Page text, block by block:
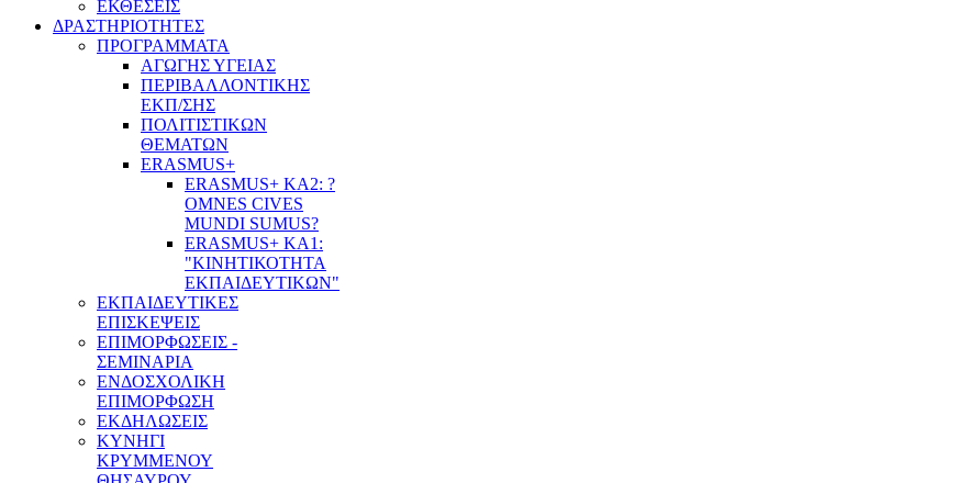
ΕΚΘΕΣΕΙΣ
ΔΡΑΣΤΗΡΙΟΤΗΤΕΣ
ΠΡΟΓΡΑΜΜΑΤΑ
ΑΓΩΓΗΣ ΥΓΕΙΑΣ
ΠΕΡΙΒΑΛΛΟΝΤΙΚΗΣ
ΕΚΠ/ΣΗΣ
ΠΟΛΙΤΙΣΤΙΚΩΝ
ΘΕΜΑΤΩΝ
ERASMUS+
ERASMUS+ KA2: ?
OMNES CIVES
MUNDI SUMUS?
ERASMUS+ KA1:
"ΚΙΝΗΤΙΚΟΤΗΤΑ
ΕΚΠΑΙΔΕΥΤΙΚΩΝ"
ΕΚΠΑΙΔΕΥΤΙΚΕΣ
ΕΠΙΣΚΕΨΕΙΣ
ΕΠΙΜΟΡΦΩΣΕΙΣ -
ΣΕΜΙΝΑΡΙΑ
ΕΝΔΟΣΧΟΛΙΚΗ
ΕΠΙΜΟΡΦΩΣΗ
ΕΚΔΗΛΩΣΕΙΣ
ΚΥΝΗΓΙ
ΚΡΥΜΜΕΝΟΥ